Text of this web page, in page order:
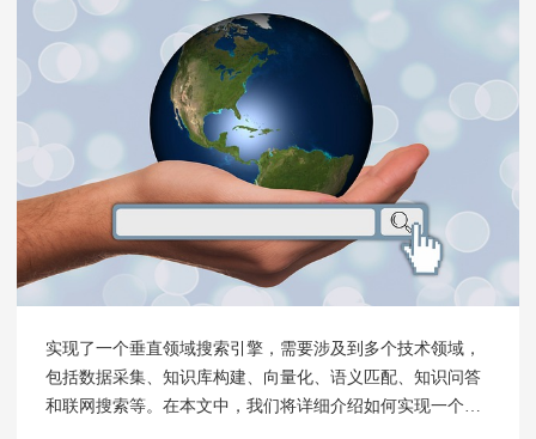
实现了一个垂直领域搜索引擎，需要涉及到多个技术领域，
包括数据采集、知识库构建、向量化、语义匹配、知识问答
和联网搜索等。在本文中，我们将详细介绍如何实现一个垂